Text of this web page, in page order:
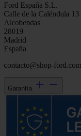
Ford España S.L.
Calle de la Caléndula 13
Alcobendas
28019
Madrid
España
contacto@shop-ford.com
Garantía